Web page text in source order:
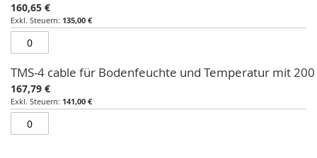
160,65 €
135,00 €
TMS-4 cable für Bodenfeuchte und Temperatur mit
167,79 €
141,00 €